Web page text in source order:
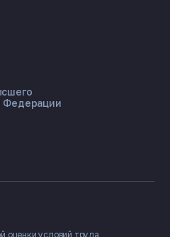
— ПОМОЩНИК КГЭУ
📋 Приёмная комиссия
Федерации
оценки условий труда